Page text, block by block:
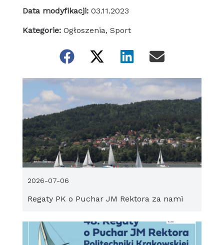
Data modyfikacji: 03.11.2023
Kategorie: Ogłoszenia, Sport
Regaty PK o Puchar JM Rektora za nami
2026-07-06